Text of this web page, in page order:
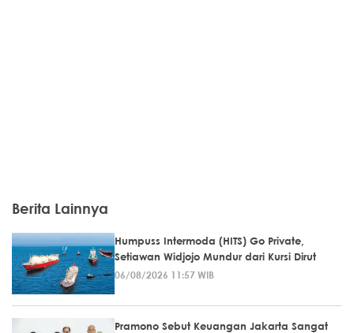
Berita Lainnya
Humpuss Intermoda (HITS) Go Private,
Setiawan Widjojo Mundur dari Kursi Dirut
06/08/2026 11:57 WIB
Pramono Sebut Keuangan Jakarta Sangat